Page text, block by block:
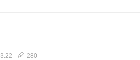
3.22 280